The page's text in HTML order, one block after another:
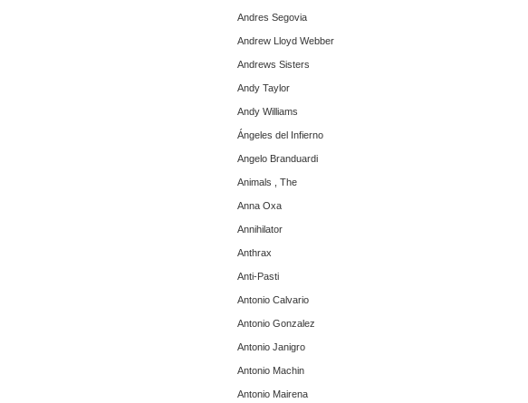
Andres Segovia
Andrew Lloyd Webber
Andrews Sisters
Andy Taylor
Andy Williams
Ángeles del Infierno
Angelo Branduardi
Animals , The
Anna Oxa
Annihilator
Anthrax
Anti-Pasti
Antonio Calvario
Antonio Gonzalez
Antonio Janigro
Antonio Machin
Antonio Mairena